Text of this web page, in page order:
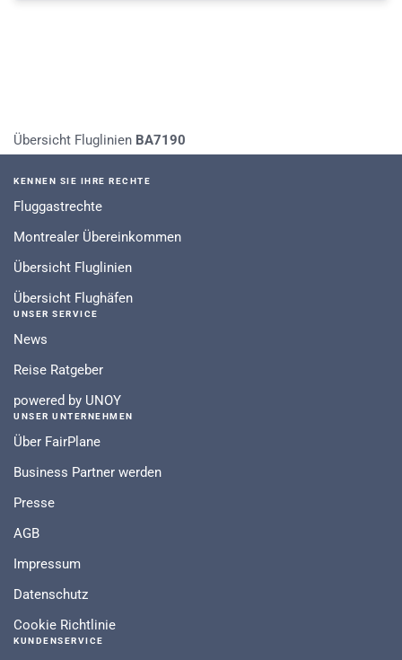
Übersicht Fluglinien BA7190
KENNEN SIE IHRE RECHTE
Fluggastrechte
Montrealer Übereinkommen
Übersicht Fluglinien
Übersicht Flughäfen
UNSER SERVICE
News
Reise Ratgeber
powered by UNOY
UNSER UNTERNEHMEN
Über FairPlane
Business Partner werden
Presse
AGB
Impressum
Datenschutz
Cookie Richtlinie
KUNDENSERVICE